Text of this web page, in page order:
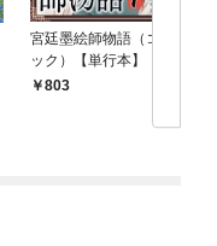
宮廷墨絵師物語（コミ
ック）【単行本】 第
１巻803